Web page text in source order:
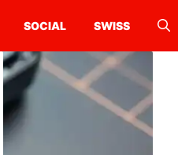
SOCIAL SWISS